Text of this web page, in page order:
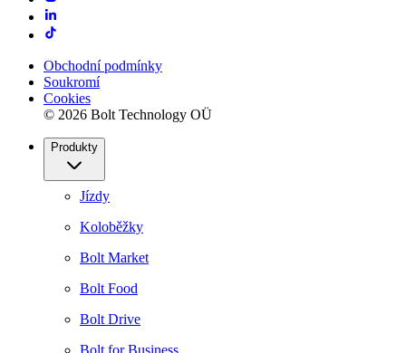
Obchodní podmínky
Soukromí
Cookies
© 2026 Bolt Technology OÜ
Produkty
Jízdy
Koloběžky
Bolt Market
Bolt Food
Bolt Drive
Bolt for Business